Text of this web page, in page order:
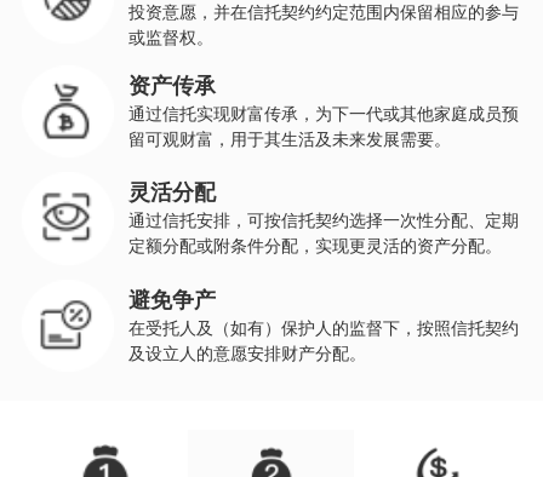
投资意愿，并在信托契约约定范围内保留相应的参与
或监督权。
资产传承
通过信托实现财富传承，为下一代或其他家庭成员预
留可观财富，用于其生活及未来发展需要。
灵活分配
通过信托安排，可按信托契约选择一次性分配、定期
定额分配或附条件分配，实现更灵活的资产分配。
避免争产
在受托人及（如有）保护人的监督下，按照信托契约
及设立人的意愿安排财产分配。